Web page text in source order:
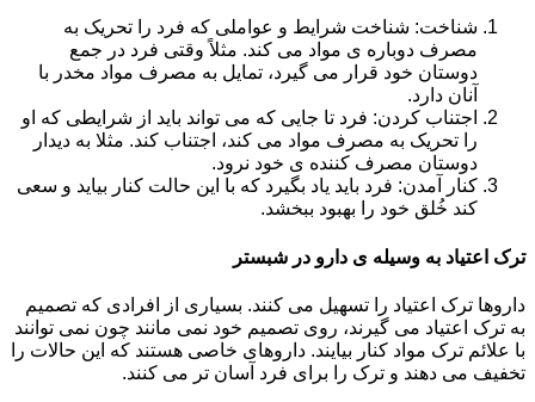
شناخت: شناخت شرایط و عواملی که فرد را تحریک به
مصرف دوباره ی مواد می کند. مثلاً وقتی فرد در جمع
دوستان خود قرار می گیرد، تمایل به مصرف مواد مخدر با
آنان دارد.
اجتناب کردن: فرد تا جایی که می تواند باید از شرایطی که او
را تحریک به مصرف مواد می کند، اجتناب کند. مثلا به دیدار
دوستان مصرف کننده ی خود نرود.
کنار آمدن: فرد باید یاد بگیرد که با این حالت کنار بیاید و سعی
کند خُلق خود را بهبود ببخشد.
ترک اعتیاد به وسیله ی دارو در شبستر
داروها ترک اعتیاد را تسهیل می کنند. بسیاری از افرادی که تصمیم
به ترک اعتیاد می گیرند، روی تصمیم خود نمی مانند چون نمی توانند
با علائم ترک مواد کنار بیایند. داروهای خاصی هستند که این حالات را
تخفیف می دهند و ترک را برای فرد آسان تر می کنند.